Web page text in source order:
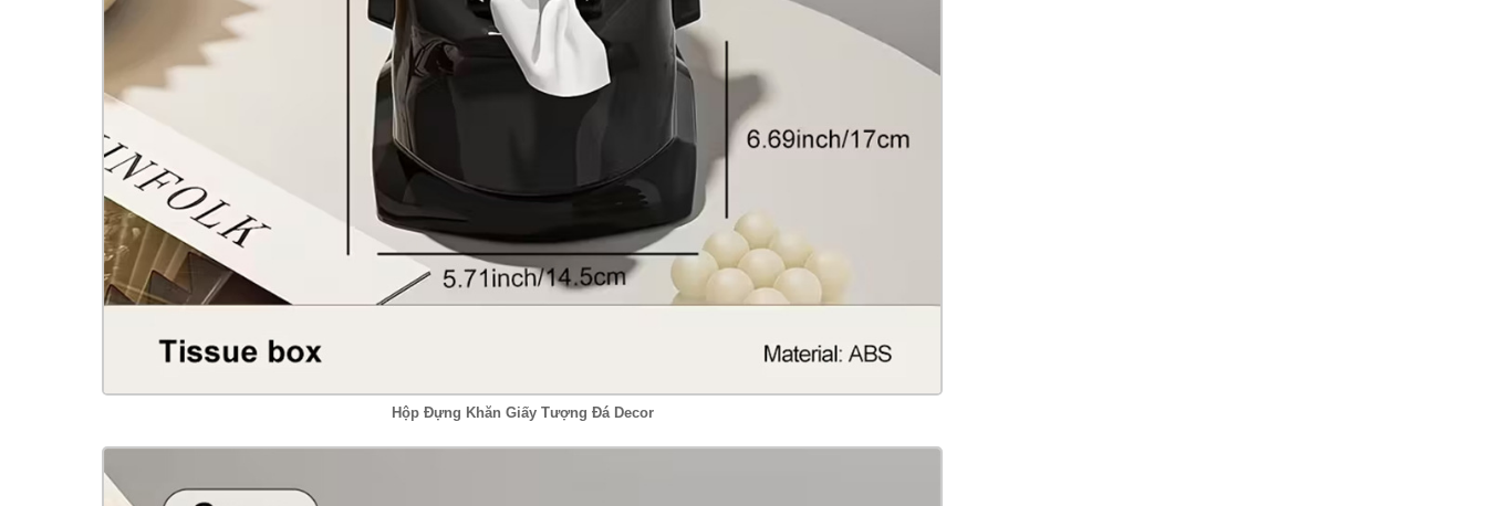
Hộp Đựng Khăn Giấy Tượng Đá Decor